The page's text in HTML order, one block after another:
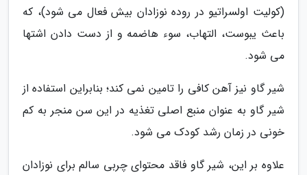
(کولیت اولسراتیو در روده نوزادان بیش فعال می شود)، که
باعث یبوست، التهاب، سوء هاضمه و از دست دادن اشتها
می شود.
شیر گاو نیز آهن کافی را تامین نمی کند؛ بنابراین استفاده از
شیر گاو به عنوان منبع اصلی تغذیه در این سن منجر به کم
خونی در زمان رشد کودک می شود.
علاوه بر این، شیر گاو فاقد محتوای چربی سالم برای نوزادان